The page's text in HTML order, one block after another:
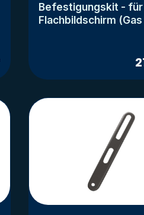
Befestigungskit - für
Flachbildschirm